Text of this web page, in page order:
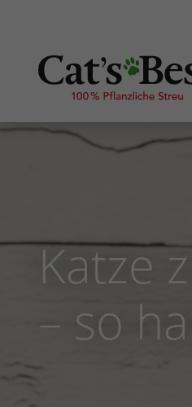
Katze
– so